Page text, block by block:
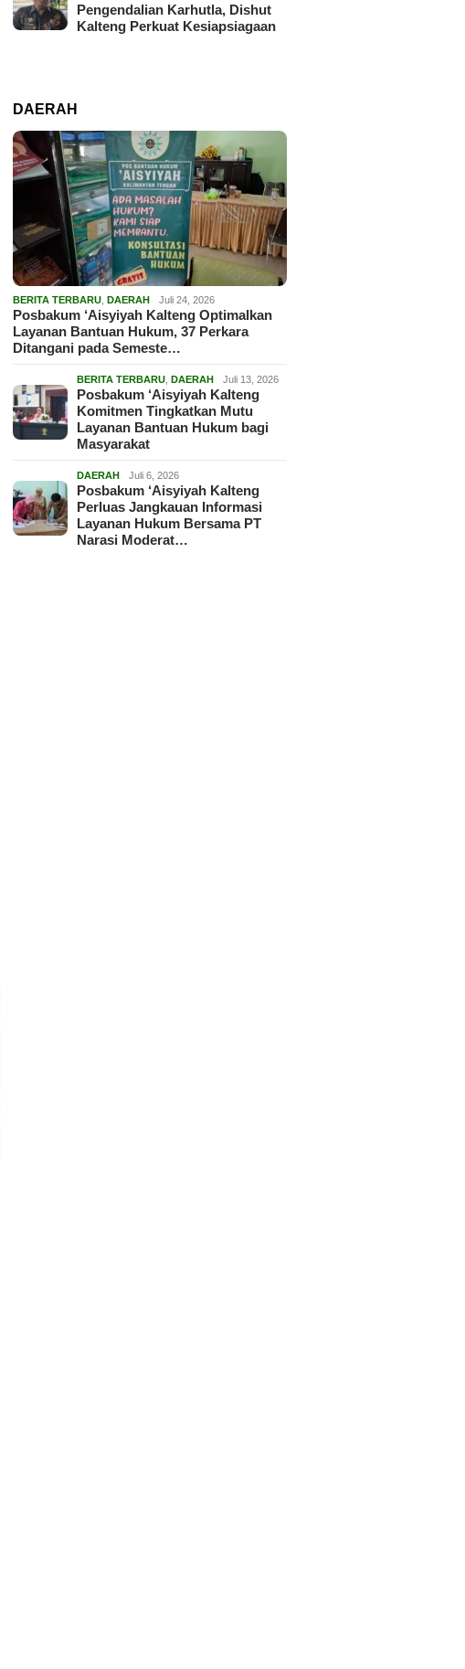
Pengendalian Karhutla, Dishut
Kalteng Perkuat Kesiapsiagaan
DAERAH
BERITA TERBARU ,DAERAH Juli 24, 2026
Posbakum ‘Aisyiyah Kalteng Optimalkan
Layanan Bantuan Hukum, 37 Perkara
Ditangani pada Semeste…
BERITA TERBARU ,DAERAH Juli 13, 2026
Posbakum ‘Aisyiyah Kalteng
Komitmen Tingkatkan Mutu
Layanan Bantuan Hukum bagi
Masyarakat
DAERAH Juli 6, 2026
Posbakum ‘Aisyiyah Kalteng
Perluas Jangkauan Informasi
Layanan Hukum Bersama PT
Narasi Moderat…